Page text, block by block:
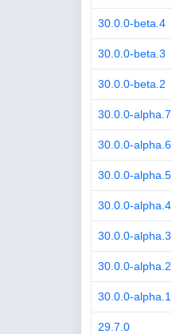
30.0.0-beta.4
30.0.0-beta.3
30.0.0-beta.2
30.0.0-alpha.7
30.0.0-alpha.6
30.0.0-alpha.5
30.0.0-alpha.4
30.0.0-alpha.3
30.0.0-alpha.2
30.0.0-alpha.1
29.7.0